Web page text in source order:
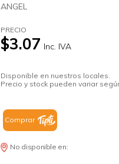
ANGEL
PRECIO
$3.07 Inc. IVA
Disponible en nuestros locales.
Precio y stock pueden variar
Comprar
No disponible en: